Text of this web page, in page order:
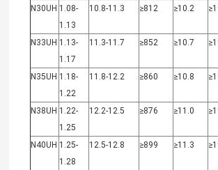
N30UH 1.08-
1.13
10.8-11.3 ≥812 ≥10.2
N33UH 1.13-
1.17
11.3-11.7 ≥852 ≥10.7
N35UH 1.18-
1.22
11.8-12.2 ≥860 ≥10.8
N38UH 1.22-
1.25
12.2-12.5 ≥876 ≥11.0
N40UH 1.25-
1.28
12.5-12.8 ≥899 ≥11.3